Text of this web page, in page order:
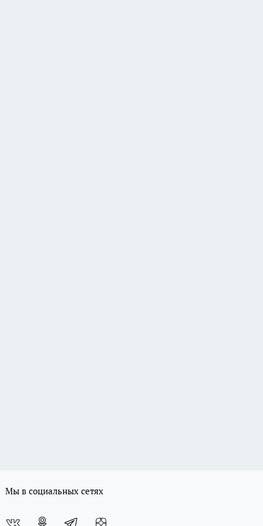
Мы в социальных сетях